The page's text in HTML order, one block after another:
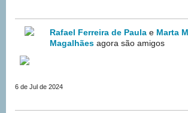
Rafael Ferreira de Paula e Marta
Magalhães agora são amigos
6 de Jul de 2024